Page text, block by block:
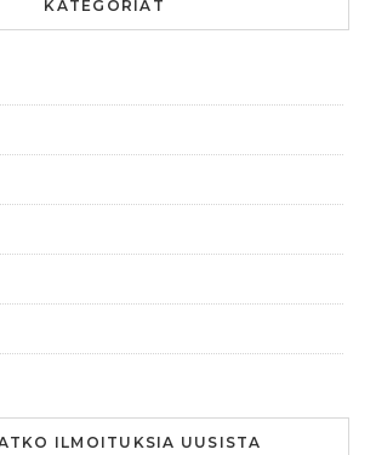
KATEGORIAT
ILMOITUKSIA UUSISTA